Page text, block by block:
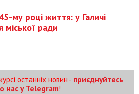
му році життя: у Галичі
міської ради
останніх новин - приєднуйтесь
нас у Telegram!